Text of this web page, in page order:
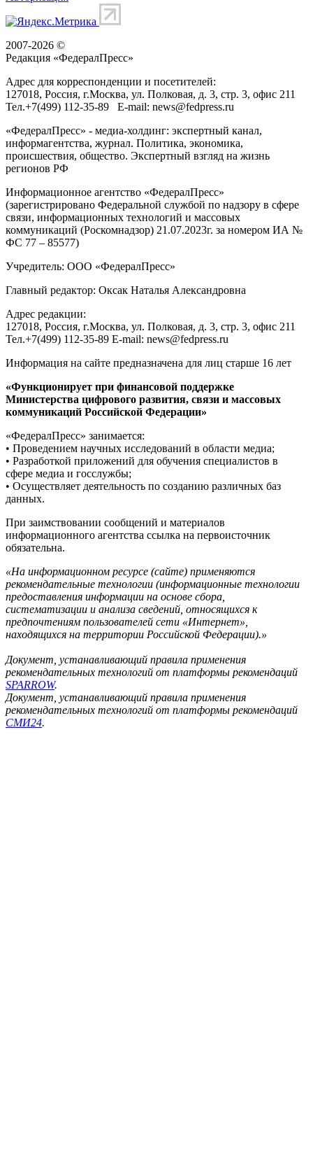
2007-2026 ©
Редакция «ФедералПресс»
Адрес для корреспонденции и посетителей:
127018, Россия, г.Москва, ул. Полковая, д. 3, стр. 3, офис 211
Тел.+7(499) 112-35-89 E-mail: news@fedpress.ru
«ФедералПресс» - медиа-холдинг: экспертный канал,
информагентства, журнал. Политика, экономика,
происшествия, общество. Экспертный взгляд на жизнь
регионов РФ
Информационное агентство «ФедералПресс»
(зарегистрировано Федеральной службой по надзору в сфере
связи, информационных технологий и массовых
коммуникаций (Роскомнадзор) 21.07.2023г. за номером ИА №
ФС 77 – 85577)
Учредитель: ООО «ФедералПресс»
Главный редактор: Оксак Наталья Александровна
Адрес редакции:
127018, Россия, г.Москва, ул. Полковая, д. 3, стр. 3, офис 211
Тел.+7(499) 112-35-89 E-mail: news@fedpress.ru
Информация на сайте предназначена для лиц старше 16 лет
«Функционирует при финансовой поддержке
Министерства цифрового развития, связи и массовых
коммуникаций Российской Федерации»
«ФедералПресс» занимается:
• Проведением научных исследований в области медиа;
• Разработкой приложений для обучения специалистов в
сфере медиа и госслужбы;
• Осуществляет деятельность по созданию различных баз
данных.
При заимствовании сообщений и материалов
информационного агентства ссылка на первоисточник
обязательна.
«На информационном ресурсе (сайте) применяются
рекомендательные технологии (информационные технологии
предоставления информации на основе сбора,
систематизации и анализа сведений, относящихся к
предпочтениям пользователей сети «Интернет»,
находящихся на территории Российской Федерации).»
Документ, устанавливающий правила применения
рекомендательных технологий от платформы рекомендаций
SPARROW.
Документ, устанавливающий правила применения
рекомендательных технологий от платформы рекомендаций
СМИ24.